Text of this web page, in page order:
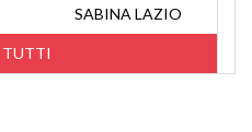
TUTTI
SABINA LAZIO